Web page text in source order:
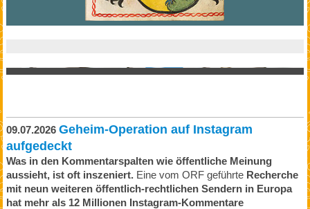
09.07.2026 Geheim-Operation auf Instagram
aufgedeckt
Was in den Kommentarspalten wie öffentliche Meinung
aussieht, ist oft inszeniert.Eine vom ORF geführte Recherche
mit neun weiteren öffentlich-rechtlichen Sendern in Europa
hat mehr als 12 Millionen Instagram-Kommentare